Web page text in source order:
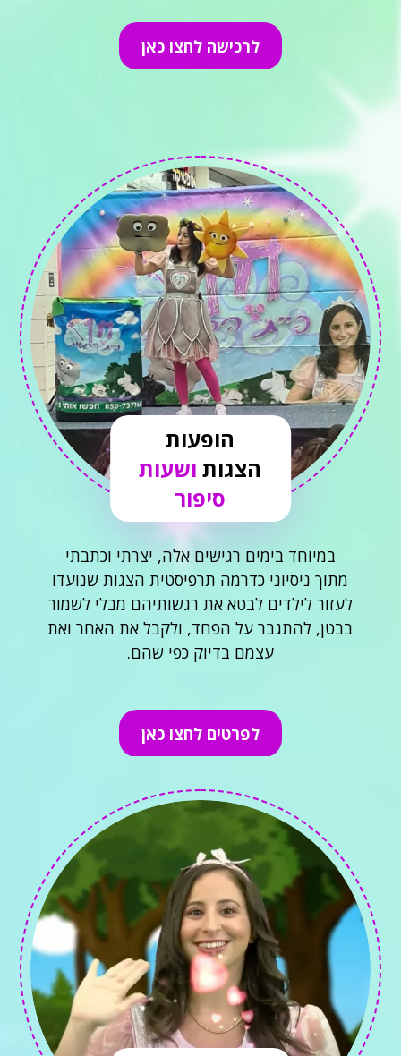
לרכישה לחצו כאן
הופעות
הצגות ושעות
סיפור
במיוחד בימים רגישים אלה, יצרתי וכתבתי
מתוך ניסיוני כדרמה תרפיסטית הצגות שנועדו
לעזור לילדים לבטא את רגשותיהם מבלי לשמור
בבטן, להתגבר על הפחד, ולקבל את האחר ואת
עצמם בדיוק כפי שהם.
לפרטים לחצו כאן